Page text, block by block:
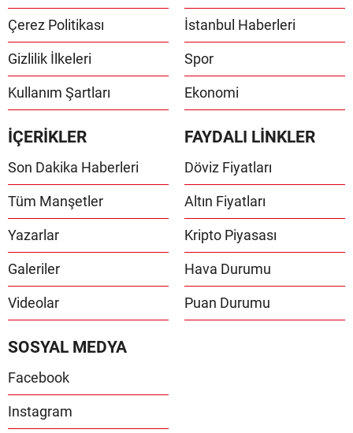
Çerez Politikası
Gizlilik İlkeleri
Kullanım Şartları
İstanbul Haberleri
Spor
Ekonomi
İÇERİKLER
Son Dakika Haberleri
Tüm Manşetler
Yazarlar
Galeriler
Videolar
FAYDALI LİNKLER
Döviz Fiyatları
Altın Fiyatları
Kripto Piyasası
Hava Durumu
Puan Durumu
SOSYAL MEDYA
Facebook
Instagram